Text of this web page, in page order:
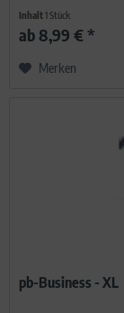
Inhalt1 Stück
ab 8,99 € *
Merken
pb-Business - XL